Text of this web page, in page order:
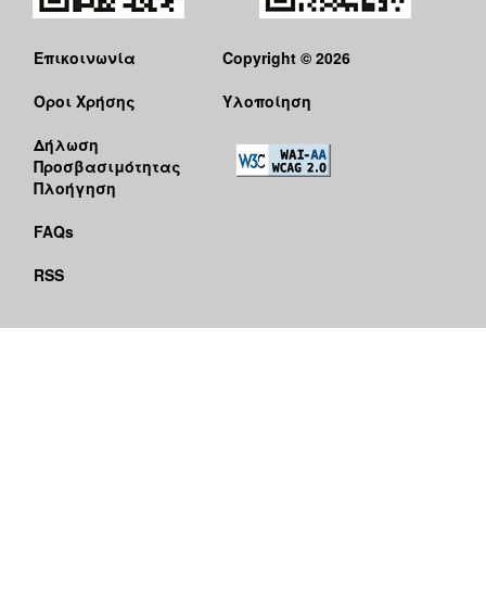
Επικοινωνία
Όροι Χρήσης
Δήλωση
Προσβασιμότητας
Πλοήγηση
FAQs
RSS
Copyright © 2026
Υλοποίηση